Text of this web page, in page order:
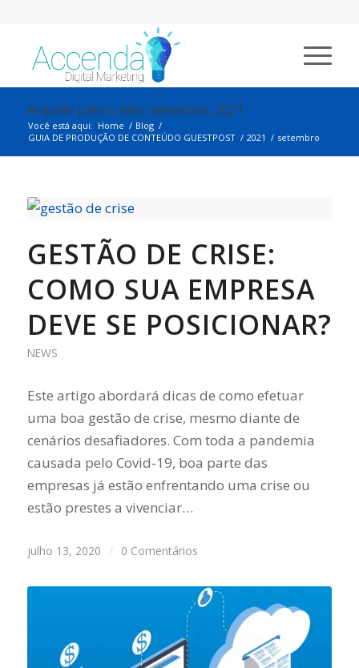
Arquivo para o mês: setembro, 2021
Você está aqui: Home / Blog /
GUIA DE PRODUÇÃO DE CONTEÚDO GUESTPOST / 2021 / setembro
GESTÃO DE CRISE:
COMO SUA EMPRESA
DEVE SE POSICIONAR?
NEWS
Este artigo abordará dicas de como efetuar
uma boa gestão de crise, mesmo diante de
cenários desafiadores. Com toda a pandemia
causada pelo Covid-19, boa parte das
empresas já estão enfrentando uma crise ou
estão prestes a vivenciar…
julho 13, 2020 / 0 Comentários